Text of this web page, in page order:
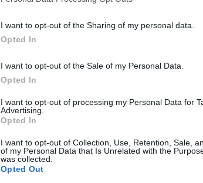
I want to opt-out of the Sharing of my personal data.
Opted In
I want to opt-out of the Sale of my Personal Data.
Opted In
I want to opt-out of processing my Personal Data for
Advertising.
Opted In
I want to opt-out of Collection, Use, Retention, Sale,
of my Personal Data that Is Unrelated with the
was collected.
Opted Out
Publicidad